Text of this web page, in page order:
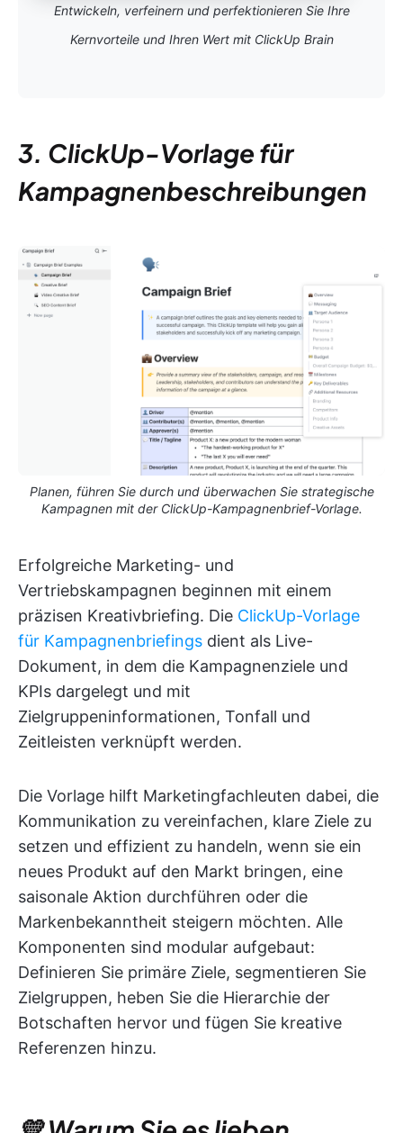
Entwickeln, verfeinern und perfektionieren Sie Ihre
Kernvorteile und Ihren Wert mit ClickUp Brain
3. ClickUp-Vorlage für
Kampagnenbeschreibungen
Planen, führen Sie durch und überwachen Sie strategische
Kampagnen mit der ClickUp-Kampagnenbrief-Vorlage.
Erfolgreiche Marketing- und
Vertriebskampagnen beginnen mit einem
präzisen Kreativbriefing. Die ClickUp-Vorlage
für Kampagnenbriefings dient als Live-
Dokument, in dem die Kampagnenziele und
KPIs dargelegt und mit
Zielgruppeninformationen, Tonfall und
Zeitleisten verknüpft werden.
Die Vorlage hilft Marketingfachleuten dabei, die
Kommunikation zu vereinfachen, klare Ziele zu
setzen und effizient zu handeln, wenn sie ein
neues Produkt auf den Markt bringen, eine
saisonale Aktion durchführen oder die
Markenbekanntheit steigern möchten. Alle
Komponenten sind modular aufgebaut:
Definieren Sie primäre Ziele, segmentieren Sie
Zielgruppen, heben Sie die Hierarchie der
Botschaften hervor und fügen Sie kreative
Referenzen hinzu.